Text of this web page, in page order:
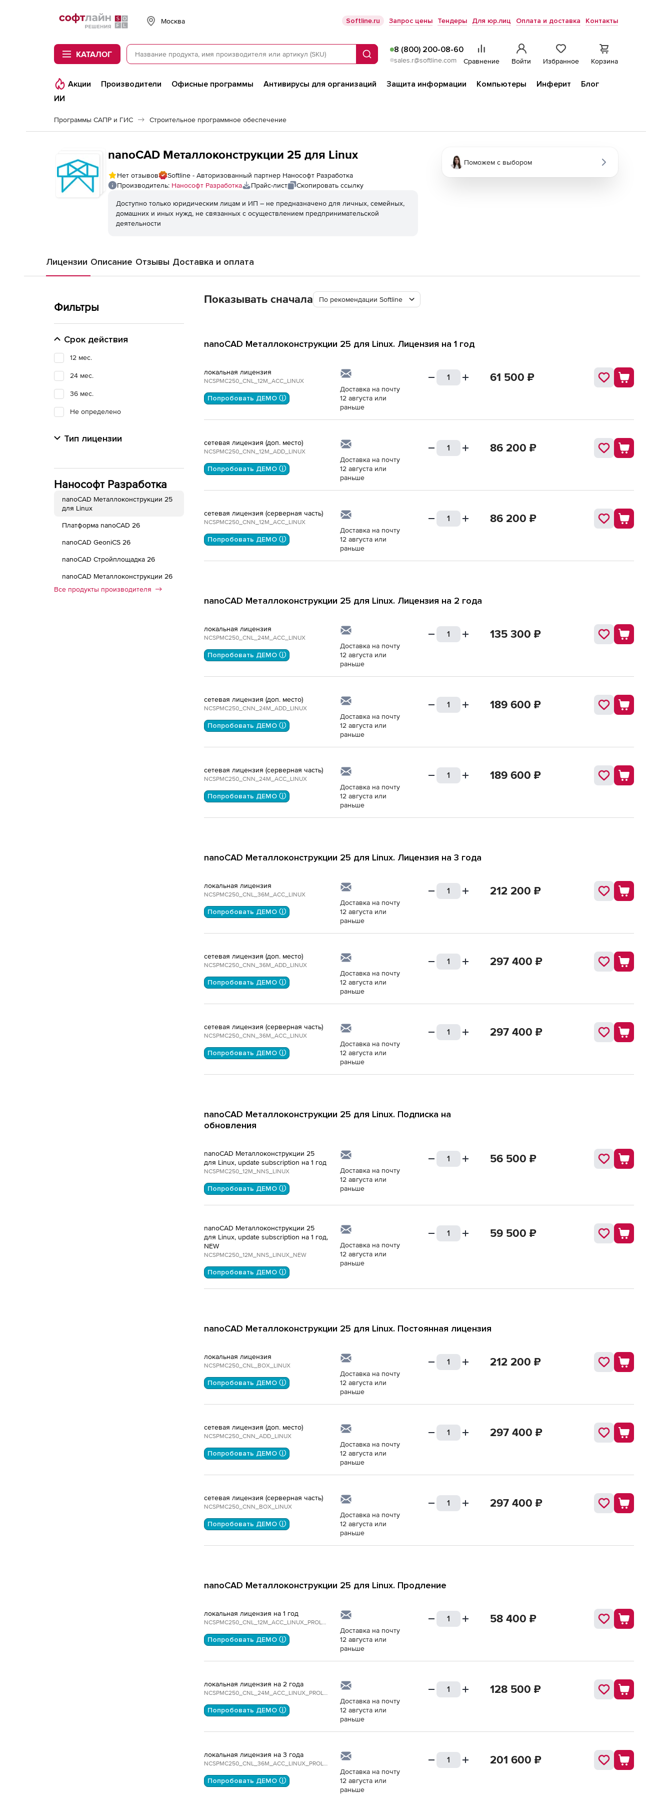
Softline
Москва Softline.ru Запрос цены Тендеры Для юр.лиц Оплата и доставка Контакты
КАТАЛОГ Поиск
8 (800) 200-08-60
sales.r@softline.com Сравнение Войти Избранное Корзина
Акции Производители Офисные программы Антивирусы для организаций Защита информации Компьютеры Инферит
Блог
ИИ
Программы САПР и ГИС Строительное программное обеспечение
nanoCAD Металлоконструкции 25 для Linux
Нет отзывов
Softline - Авторизованный партнер Нанософт Разработка
Производитель: Нанософт Разработка Прайс-лист Скопировать ссылку
Доступно только юридическим лицам и ИП – не предназначено для личных, семейных,
домашних и иных нужд, не связанных с осуществлением предпринимательской
деятельности
Поможем с выбором
Лицензии Описание Отзывы Доставка и оплата
Фильтры
Срок действия
12 мес.
24 мес.
36 мес.
Не определено
Тип лицензии
Нанософт Разработка
nanoCAD Металлоконструкции 25
для Linux
Платформа nanoCAD 26
nanoCAD GeoniCS 26
nanoCAD Стройплощадка 26
nanoCAD Металлоконструкции 26
Все продукты производителя
Показывать сначала По рекомендации Softline
nanoCAD Металлоконструкции 25 для Linux. Лицензия на 1 год
локальная лицензия
NCSPMC250_CNL_12M_ACC_LINUX
Попробовать ДЕМО ⓘ
Доставка на почту
12 августа или
раньше
61 500 ₽
сетевая лицензия (доп. место)
NCSPMC250_CNN_12M_ADD_LINUX
Попробовать ДЕМО ⓘ
Доставка на почту
12 августа или
раньше
86 200 ₽
сетевая лицензия (серверная часть)
NCSPMC250_CNN_12M_ACC_LINUX
Попробовать ДЕМО ⓘ
Доставка на почту
12 августа или
раньше
86 200 ₽
nanoCAD Металлоконструкции 25 для Linux. Лицензия на 2 года
локальная лицензия
NCSPMC250_CNL_24M_ACC_LINUX
Попробовать ДЕМО ⓘ
Доставка на почту
12 августа или
раньше
135 300 ₽
сетевая лицензия (доп. место)
NCSPMC250_CNN_24M_ADD_LINUX
Попробовать ДЕМО ⓘ
Доставка на почту
12 августа или
раньше
189 600 ₽
сетевая лицензия (серверная часть)
NCSPMC250_CNN_24M_ACC_LINUX
Попробовать ДЕМО ⓘ
Доставка на почту
12 августа или
раньше
189 600 ₽
nanoCAD Металлоконструкции 25 для Linux. Лицензия на 3 года
локальная лицензия
NCSPMC250_CNL_36M_ACC_LINUX
Попробовать ДЕМО ⓘ
Доставка на почту
12 августа или
раньше
212 200 ₽
сетевая лицензия (доп. место)
NCSPMC250_CNN_36M_ADD_LINUX
Попробовать ДЕМО ⓘ
Доставка на почту
12 августа или
раньше
297 400 ₽
сетевая лицензия (серверная часть)
NCSPMC250_CNN_36M_ACC_LINUX
Попробовать ДЕМО ⓘ
Доставка на почту
12 августа или
раньше
297 400 ₽
nanoCAD Металлоконструкции 25 для Linux. Подписка на
обновления
nanoCAD Металлоконструкции 25
для Linux, update subscription на 1 год
NCSPMC250_12M_NNS_LINUX
Попробовать ДЕМО ⓘ
Доставка на почту
12 августа или
раньше
56 500 ₽
nanoCAD Металлоконструкции 25
для Linux, update subscription на 1 год,
NEW
NCSPMC250_12M_NNS_LINUX_NEW
Попробовать ДЕМО ⓘ
Доставка на почту
12 августа или
раньше
59 500 ₽
nanoCAD Металлоконструкции 25 для Linux. Постоянная лицензия
локальная лицензия
NCSPMC250_CNL_BOX_LINUX
Попробовать ДЕМО ⓘ
Доставка на почту
12 августа или
раньше
212 200 ₽
сетевая лицензия (доп. место)
NCSPMC250_CNN_ADD_LINUX
Попробовать ДЕМО ⓘ
Доставка на почту
12 августа или
раньше
297 400 ₽
сетевая лицензия (серверная часть)
NCSPMC250_CNN_BOX_LINUX
Попробовать ДЕМО ⓘ
Доставка на почту
12 августа или
раньше
297 400 ₽
nanoCAD Металлоконструкции 25 для Linux. Продление
локальная лицензия на 1 год
NCSPMC250_CNL_12M_ACC_LINUX_PROLONG
Попробовать ДЕМО ⓘ
Доставка на почту
12 августа или
раньше
58 400 ₽
локальная лицензия на 2 года
NCSPMC250_CNL_24M_ACC_LINUX_PROLONG
Попробовать ДЕМО ⓘ
Доставка на почту
12 августа или
раньше
128 500 ₽
локальная лицензия на 3 года
NCSPMC250_CNL_36M_ACC_LINUX_PROLONG
Попробовать ДЕМО ⓘ
Доставка на почту
12 августа или
раньше
201 600 ₽